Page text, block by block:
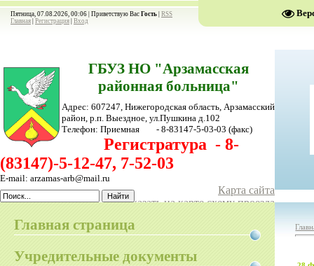
Пятница, 07.08.2026, 00:06 | Приветствую Вас Гость RSS
Главная Регистрация Вход
ГБУЗ НО "Арзамасская
районная больница"
Адрес: 607247, Нижегородская область, Арзамасский
район, р.п. Выездное, ул.Пушкина д.102
Телефон: Приемная - 8-83147-5-03-03 (факс)
Регистратура - 8-
(83147)-5-12-47, 7-52-03
E-mail: arzamas-arb@mail.ru
Карта сайта
Показать на карте схему проезда
Главная страница
Учредительные документы